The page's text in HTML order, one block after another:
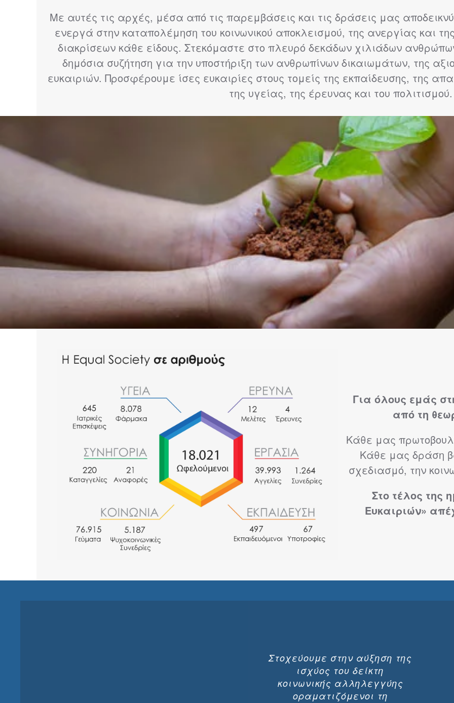
Με αυτές τις αρχές, μέσα από τις παρεμβάσεις και τις δράσεις μας
ενεργά στην καταπολέμηση του κοινωνικού αποκλεισμού, της ανεργίας και
διακρίσεων κάθε είδους. Στεκόμαστε στο πλευρό δεκάδων χιλιάδων
δημόσια συζήτηση για την υποστήριξη των ανθρωπίνων δικαιωμάτων, της
ευκαιριών. Προσφέρουμε ίσες ευκαιρίες στους τομείς της εκπαίδευσης, της
της υγείας, της έρευνας και του πολιτισμού.
Για όλους εμάς
από τη
Κάθε μας
Κάθε μας δράση
σχεδιασμό, την
Στο τέλος της
Ευκαιριών»
Στοχεύουμε στην αύξηση της
ισχύος του δείκτη
κοινωνικής αλληλεγγύης
οραματιζόμενοι τη